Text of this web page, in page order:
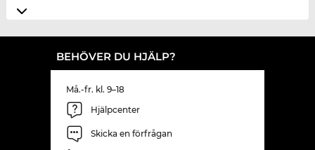
BEHÖVER DU HJÄLP?
Må.-fr. kl. 9–18
Hjälpcenter
Skicka en förfrågan